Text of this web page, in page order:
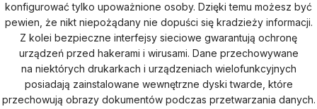
konfigurować tylko upoważnione osoby. Dzięki temu możesz być
pewien, że nikt niepożądany nie dopuści się kradzieży informacji.
Z kolei bezpieczne interfejsy sieciowe gwarantują ochronę
urządzeń przed hakerami i wirusami. Dane przechowywane
na niektórych drukarkach i urządzeniach wielofunkcyjnych
posiadają zainstalowane wewnętrzne dyski twarde, które
przechowują obrazy dokumentów podczas przetwarzania danych.